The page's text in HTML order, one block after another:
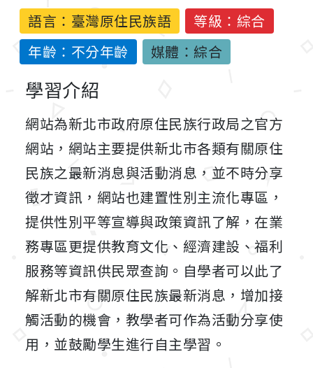
語言： 臺灣原住民族語
等級：綜合
年齡：不分年齡
媒體：綜合
學習介紹
網站為新北市政府原住民族行政局之官方
網站，網站主要提供新北市各類有關原住
民族之最新消息與活動消息，並不時分享
徵才資訊，網站也建置性別主流化專區，
提供性別平等宣導與政策資訊了解，在業
務專區更提供教育文化、經濟建設、福利
服務等資訊供民眾查詢。自學者可以此了
解新北市有關原住民族最新消息，增加接
觸活動的機會，教學者可作為活動分享使
用，並鼓勵學生進行自主學習。